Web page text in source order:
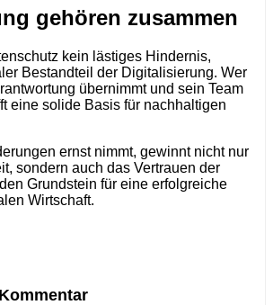
gehören zusammen
kein lästiges Hindernis,
Bestandteil der Digitalisierung. Wer
übernimmt und sein Team
eine solide Basis für nachhaltigen
ernst nimmt, gewinnt nicht nur
sondern auch das Vertrauen der
Grundstein für eine erfolgreiche
Wirtschaft.